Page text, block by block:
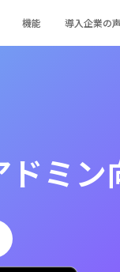
機能 導入企業の声
ドミン